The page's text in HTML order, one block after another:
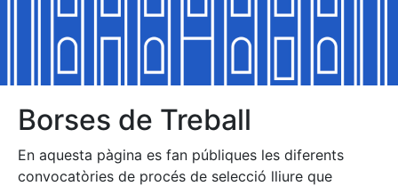
Mostra/Amaga
Mostra/Amaga
Mostra/Amaga
Mostra/Amaga
Borses de Treball
En aquesta pàgina es fan públiques les diferents
convocatòries de procés de selecció lliure que